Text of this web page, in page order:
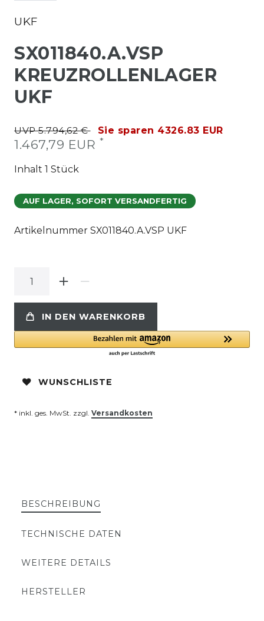
UKF
SX011840.A.VSP
KREUZROLLENLAGER
UKF
UVP 5.794,62 € Sie sparen 4326.83 EUR
1.467,79 EUR *
Inhalt 1 Stück
AUF LAGER, SOFORT VERSANDFERTIG
Artikelnummer SX011840.A.VSP UKF
IN DEN WARENKORB
WUNSCHLISTE
* inkl. ges. MwSt. zzgl. Versandkosten
BESCHREIBUNG
TECHNISCHE DATEN
WEITERE DETAILS
HERSTELLER